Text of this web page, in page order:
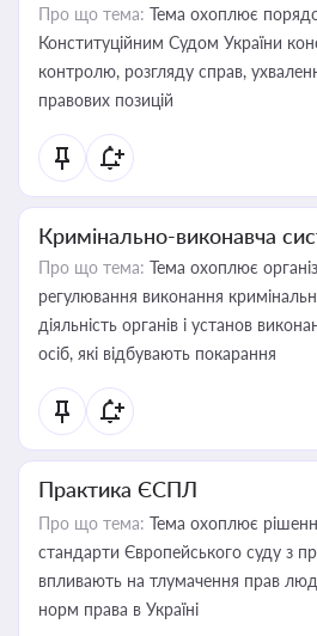
Про що тема: Тема охоплює
Конституційним Судом України
контролю, розгляду справ,
правових позицій
Кримінально-виконавча
Про що тема: Тема охоплює
регулювання виконання
діяльність органів і установ
осіб, які відбувають покарання
Практика ЄСПЛ
Про що тема: Тема охоплює
стандарти Європейського суду з
впливають на тлумачення прав
норм права в Україні